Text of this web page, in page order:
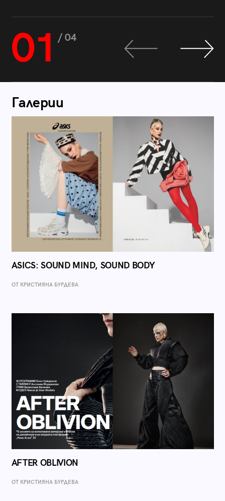
01 / 04
Галерии
ASICS: SOUND MIND, SOUND BODY
ОТ КРИСТИЯНА БУРДЕВА
AFTER OBLIVION
ОТ КРИСТИЯНА БУРДЕВА